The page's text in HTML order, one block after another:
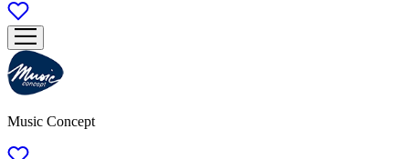
Music Concept